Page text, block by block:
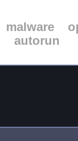
malware
autorun